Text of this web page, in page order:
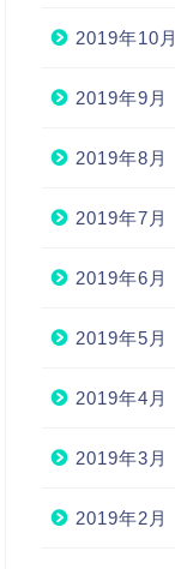
2019年10月
2019年9月
2019年8月
2019年7月
2019年6月
2019年5月
2019年4月
2019年3月
2019年2月